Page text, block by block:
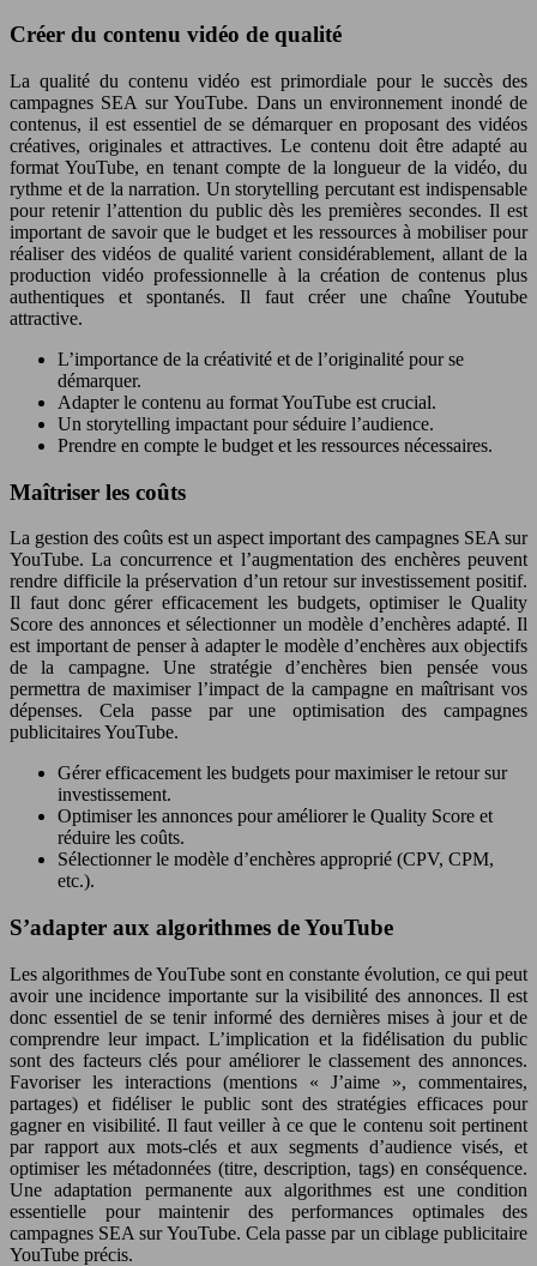
Créer du contenu vidéo de qualité
La qualité du contenu vidéo est primordiale pour le succès des
campagnes SEA sur YouTube. Dans un environnement inondé de
contenus, il est essentiel de se démarquer en proposant des vidéos
créatives, originales et attractives. Le contenu doit être adapté au
format YouTube, en tenant compte de la longueur de la vidéo, du
rythme et de la narration. Un storytelling percutant est indispensable
pour retenir l’attention du public dès les premières secondes. Il est
important de savoir que le budget et les ressources à mobiliser pour
réaliser des vidéos de qualité varient considérablement, allant de la
production vidéo professionnelle à la création de contenus plus
authentiques et spontanés. Il faut créer une chaîne Youtube
attractive.
L’importance de la créativité et de l’originalité pour se
démarquer.
Adapter le contenu au format YouTube est crucial.
Un storytelling impactant pour séduire l’audience.
Prendre en compte le budget et les ressources nécessaires.
Maîtriser les coûts
La gestion des coûts est un aspect important des campagnes SEA sur
YouTube. La concurrence et l’augmentation des enchères peuvent
rendre difficile la préservation d’un retour sur investissement positif.
Il faut donc gérer efficacement les budgets, optimiser le Quality
Score des annonces et sélectionner un modèle d’enchères adapté. Il
est important de penser à adapter le modèle d’enchères aux objectifs
de la campagne. Une stratégie d’enchères bien pensée vous
permettra de maximiser l’impact de la campagne en maîtrisant vos
dépenses. Cela passe par une optimisation des campagnes
publicitaires YouTube.
Gérer efficacement les budgets pour maximiser le retour sur
investissement.
Optimiser les annonces pour améliorer le Quality Score et
réduire les coûts.
Sélectionner le modèle d’enchères approprié (CPV, CPM,
etc.).
S’adapter aux algorithmes de YouTube
Les algorithmes de YouTube sont en constante évolution, ce qui peut
avoir une incidence importante sur la visibilité des annonces. Il est
donc essentiel de se tenir informé des dernières mises à jour et de
comprendre leur impact. L’implication et la fidélisation du public
sont des facteurs clés pour améliorer le classement des annonces.
Favoriser les interactions (mentions « J’aime », commentaires,
partages) et fidéliser le public sont des stratégies efficaces pour
gagner en visibilité. Il faut veiller à ce que le contenu soit pertinent
par rapport aux mots-clés et aux segments d’audience visés, et
optimiser les métadonnées (titre, description, tags) en conséquence.
Une adaptation permanente aux algorithmes est une condition
essentielle pour maintenir des performances optimales des
campagnes SEA sur YouTube. Cela passe par un ciblage publicitaire
YouTube précis.